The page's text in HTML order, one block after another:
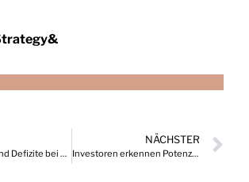
Fortschritte und Defizite bei der Finanzierung von Gründerinnen in Österreich
NÄCHSTER
Investoren erkennen Potenzial und Perspektive des japanischen Aktienmarktes